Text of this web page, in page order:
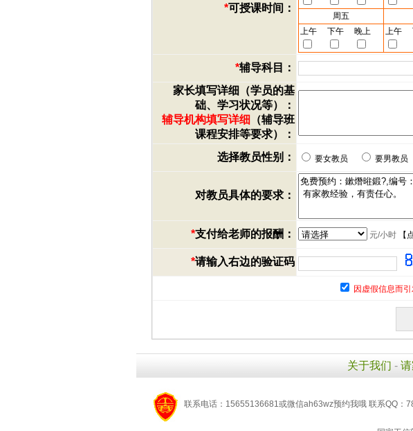
*可授课时间：
周五
上午 下午 晚上 上午
*辅导科目：
家长填写详细（学员的基
础、学习状况等）：
辅导机构填写详细 （辅导班
课程安排等要求）：
选择教员性别：
要女教员 要男教员
对教员具体的要求：
*支付给老师的报酬： 元/小时【
*请输入右边的验证码
因虚假信息而
关于我们 -
联系电话：15655136681或微信ah63wz预约我哦 联系QQ：